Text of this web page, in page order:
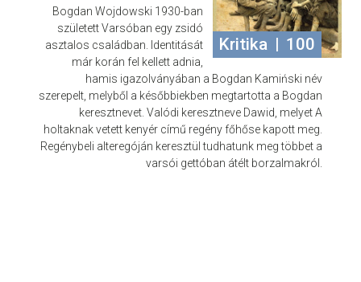
Kritika | 100
Bogdan Wojdowski 1930-ban
született Varsóban egy zsidó
asztalos családban. Identitását
már korán fel kellett adnia,
hamis igazolványában a Bogdan Kamiński név
szerepelt, melyből a későbbiekben megtartotta a Bogdan
keresztnevet. Valódi keresztneve Dawid, melyet A
holtaknak vetett kenyér című regény főhőse kapott meg.
Regénybeli alteregóján keresztül tudhatunk meg többet a
varsói gettóban átélt borzalmakról.